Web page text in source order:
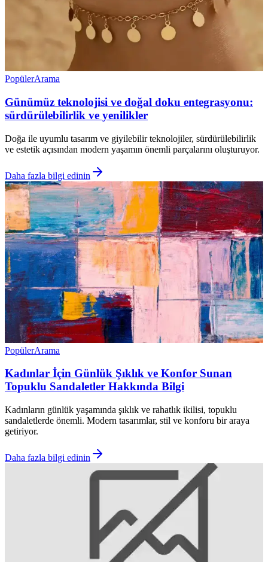
PopülerArama
Günümüz teknolojisi ve doğal doku entegrasyonu:
sürdürülebilirlik ve yenilikler
Doğa ile uyumlu tasarım ve giyilebilir teknolojiler, sürdürülebilirlik
ve estetik açısından modern yaşamın önemli parçalarını oluşturuyor.
Daha fazla bilgi edinin
PopülerArama
Kadınlar İçin Günlük Şıklık ve Konfor Sunan
Topuklu Sandaletler Hakkında Bilgi
Kadınların günlük yaşamında şıklık ve rahatlık ikilisi, topuklu
sandaletlerde önemli. Modern tasarımlar, stil ve konforu bir araya
getiriyor.
Daha fazla bilgi edinin